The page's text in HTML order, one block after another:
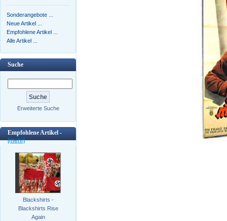
Sonderangebote ...
Neue Artikel ...
Empfohlene Artikel ...
Alle Artikel ...
Suche
Erweiterte Suche
Empfohlene Artikel -
[mehr]
Blackshirts -
Blackshirts Rise
Again